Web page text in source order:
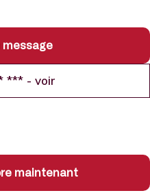
message
061 *** *** - voir
maintenant